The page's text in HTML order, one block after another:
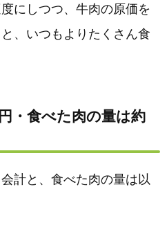
にしつつ、牛肉の原価を
、いつもよりたくさん食
・食べた肉の量は約
計と、食べた肉の量は以